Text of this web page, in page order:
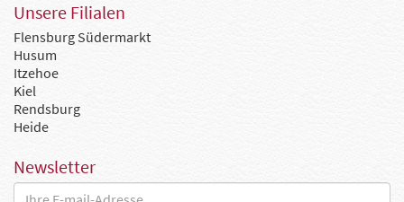
Unsere Filialen
Flensburg Südermarkt
Husum
Itzehoe
Kiel
Rendsburg
Heide
Newsletter